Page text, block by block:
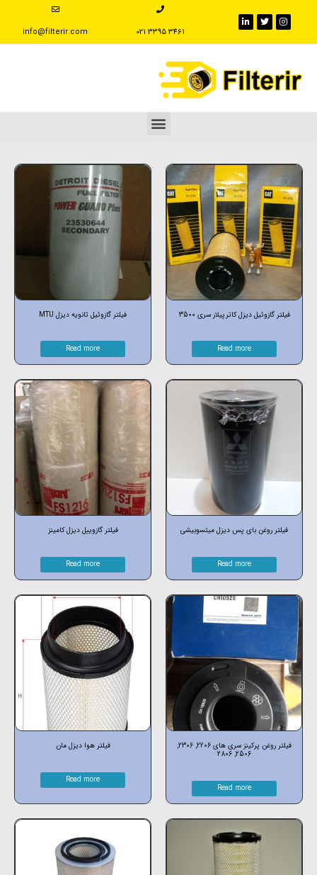
‪021 3395 3461
info@filterir.com
فیلتر گازوئیل دیزل کاترپیلار سری 3500
Read more
فیلتر گازوئیل ثانویه دیزل MTU
Read more
فیلتر روغن بای پس دیزل میتسوبیشی
Read more
فیلتر گازوییل دیزل کامینز
Read more
فیلتر روغن پرکینز سری های 2206, 2306,
2506, 2806
Read more
فیلتر هوا دیزل مان
Read more